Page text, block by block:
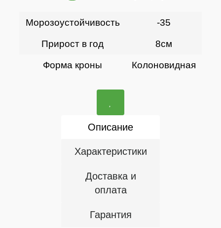
Морозоустойчивость -35
Прирост в год 8см
Форма кроны Колоновидная
Описание
Характеристики
Доставка и
оплата
Гарантия